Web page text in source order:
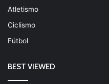
Atletismo
Ciclismo
Fútbol
BEST VIEWED